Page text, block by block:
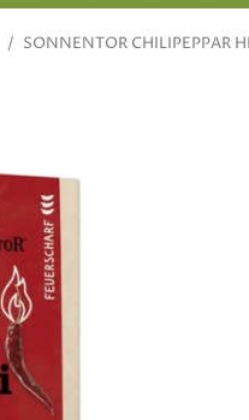
/ SONNENTOR CHILIPEPPAR